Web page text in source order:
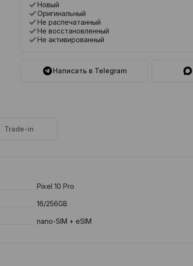
Новый
Оригинальный
Не распечатанный
Не восстановленный
Не активированный
Написать в Telegram
Trade-in
Pixel 10 Pro
16/256GB
nano-SIM + eSIM